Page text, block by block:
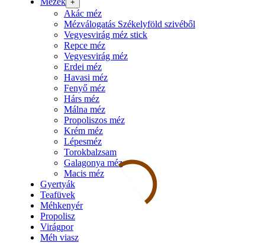
+
Akác méz
Mézválogatás Székelyföld szivéből
Vegyesvirág méz stick
Repce méz
Vegyesvirág méz
Erdei méz
Havasi méz
Fenyő méz
Hárs méz
Málna méz
Propoliszos méz
Krém méz
Lépesméz
Torokbalzsam
Galagonya méz
Macis méz
Gyertyák
Teafüvek
Méhkenyér
Propolisz
Virágpor
Méh viasz